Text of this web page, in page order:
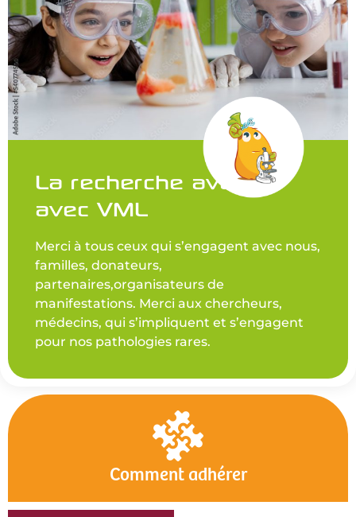
La recherche avance
avec VML
Merci à tous ceux qui s’engagent avec nous,
familles, donateurs,
partenaires,organisateurs de
manifestations. Merci aux chercheurs,
médecins, qui s’impliquent et s’engagent
pour nos pathologies rares.
Comment adhérer